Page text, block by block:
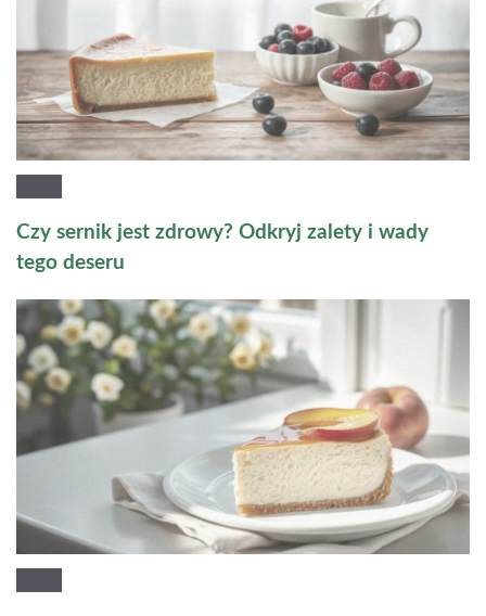
Czy sernik jest zdrowy? Odkryj zalety i wady
tego deseru